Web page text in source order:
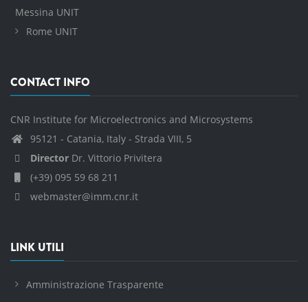
Messina UNIT
Rome UNIT
CONTACT INFO
CNR Institute for Microelectronics and Microsystems
95121 - Catania, Italy - Strada VIII, 5
Director Dr. Vittorio Privitera
(+39) 095 59 68 211
webmaster@imm.cnr.it
LINK UTILI
Amministrazione Trasparente